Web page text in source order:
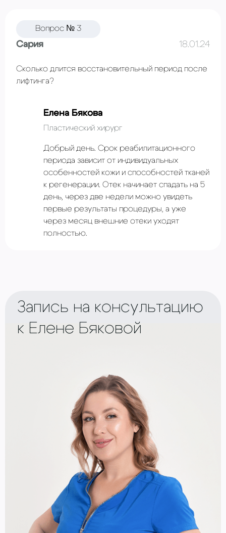
Вопрос № 3
Сария 18.01.24
Сколько длится восстановительный период после
лифтинга?
Елена Бякова
Пластический хирург
Добрый день. Срок реабилитационного
периода зависит от индивидуальных
особенностей кожи и способностей тканей
к регенерации. Отек начинает спадать на 5
день, через две недели можно увидеть
первые результаты процедуры, а уже
через месяц внешние отеки уходят
полностью.
Запись на консультацию
к Елене Бяковой